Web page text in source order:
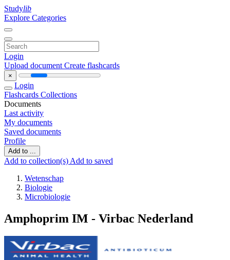
Studylib
Explore Categories
Login
Upload document Create flashcards
×
Login
Flashcards Collections
Documents
Last activity
My documents
Saved documents
Profile
Add to ...
Add to collection(s) Add to saved
Wetenschap
Biologie
Microbiologie
Amphoprim IM - Virbac Nederland